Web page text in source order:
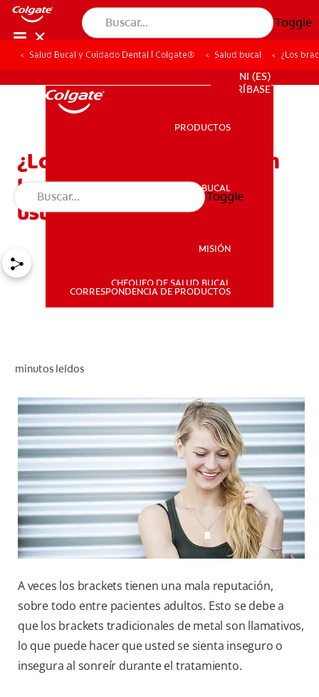
Toggle
SALUD BUCAL
PROMOCIONES
NI (ES)
SUSCRÍBASE
NI (ES)
SUSCRÍBASE
PRODUCTOS
SALUD BUCAL
MISIÓN
CHEQUEO DE SALUD BUCAL
CORRESPONDENCIA DE PRODUCTOS
Toggle
Salud Bucal y Cuidado Dental | Colgate® Salud bucal ¿Los
¿Los brackets blancos son
la opción correcta para
usted?
minutos leídos
A veces los brackets tienen una mala reputación,
sobre todo entre pacientes adultos. Esto se debe a
que los brackets tradicionales de metal son llamativos,
lo que puede hacer que usted se sienta inseguro o
insegura al sonreír durante el tratamiento.